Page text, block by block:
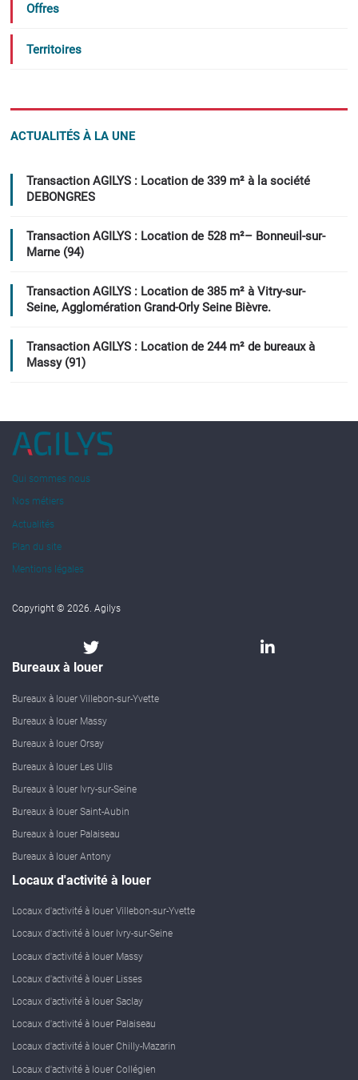
Offres
Territoires
ACTUALITÉS À LA UNE
Transaction AGILYS : Location de 339 m² à la société
DEBONGRES
Transaction AGILYS : Location de 528 m²– Bonneuil-sur-
Marne (94)
Transaction AGILYS : Location de 385 m² à Vitry-sur-
Seine, Agglomération Grand-Orly Seine Bièvre.
Transaction AGILYS : Location de 244 m² de bureaux à
Massy (91)
Qui sommes nous
Nos métiers
Actualités
Plan du site
Mentions légales
Copyright © 2026. Agilys
Bureaux à louer
Bureaux à louer Villebon-sur-Yvette
Bureaux à louer Massy
Bureaux à louer Orsay
Bureaux à louer Les Ulis
Bureaux à louer Ivry-sur-Seine
Bureaux à louer Saint-Aubin
Bureaux à louer Palaiseau
Bureaux à louer Antony
Locaux d'activité à louer
Locaux d'activité à louer Villebon-sur-Yvette
Locaux d'activité à louer Ivry-sur-Seine
Locaux d'activité à louer Massy
Locaux d'activité à louer Lisses
Locaux d'activité à louer Saclay
Locaux d'activité à louer Palaiseau
Locaux d'activité à louer Chilly-Mazarin
Locaux d'activité à louer Collégien